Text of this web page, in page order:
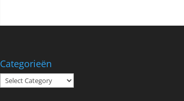
Categorieën
Categorieën